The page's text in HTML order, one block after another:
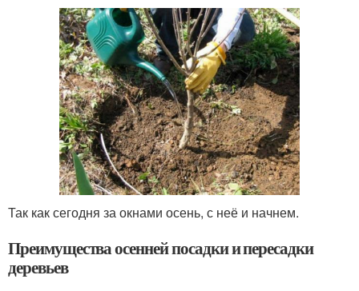
Так как сегодня за окнами осень, с неё и начнем.
Преимущества осенней посадки и пересадки
деревьев